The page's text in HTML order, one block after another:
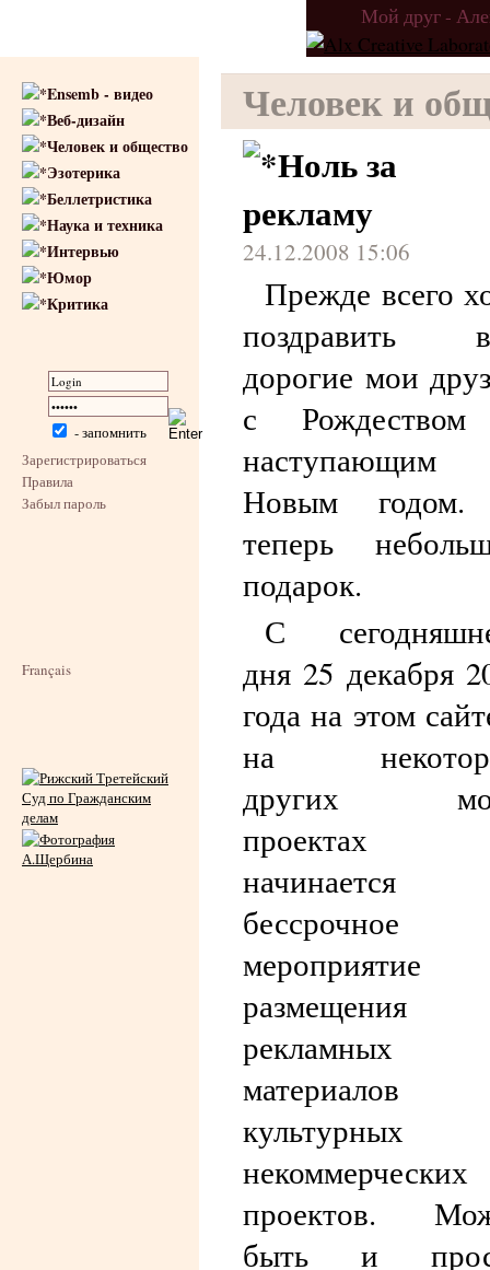
Мой друг -
Ensemb - видео
Веб-дизайн
Человек и общество
Эзотерика
Беллетристика
Наука и техника
Интервью
Юмор
Критика
- запомнить
Зарегистрироваться
Правила
Забыл пароль
Français
Человек и
Ноль за
рекламу
24.12.2008 15:06
Прежде всего
поздравить
дорогие мои
с
наступающим
Новым
теперь
подарок.
С
дня 25 декабря
года на этом
на
других
проектах
начинается
бессрочное
мероприятие
размещения
рекламных
материалов
культурных
некоммерческих
проектов.
быть и